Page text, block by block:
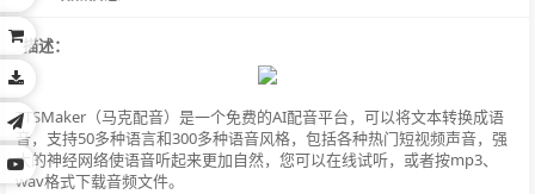
描述：
TTSMaker（马克配音）是一个免费的AI配音平台，可以将文本转换成语
音，支持50多种语言和300多种语音风格，包括各种热门短视频声音，强
大的神经网络使语音听起来更加自然，您可以在线试听，或者按mp3、
wav格式下载音频文件。